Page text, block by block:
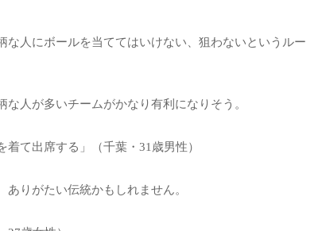
な人にボールを当ててはいけない、狙わないというルー
人が多いチームがかなり有利になりそう。
着て出席する」（千葉・31歳男性）
りがたい伝統かもしれません。